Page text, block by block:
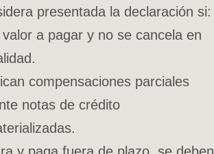
presentada la declaración si:
a pagar y no se cancela en
compensaciones parciales
notas de crédito